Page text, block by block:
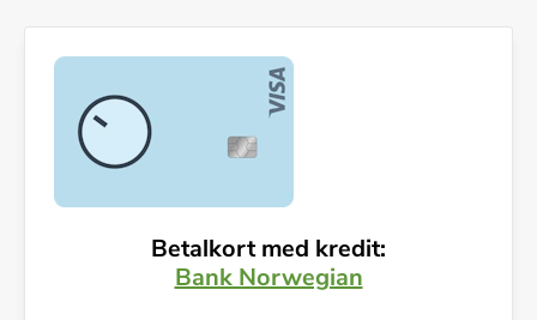
Betalkort med kredit:
Bank Norwegian